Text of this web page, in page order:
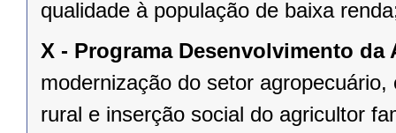
qualidade à população de baixa
X - Programa Desenvolvimento da
modernização do setor
rural e inserção social do agricultor